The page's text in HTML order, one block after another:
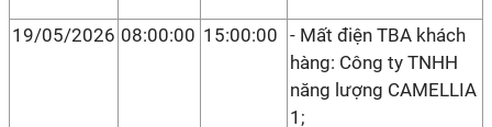
19/05/2026 08:00:00 15:00:00 - Mất điện TBA khách
hàng: Công ty TNHH
năng lượng CAMELLIA
1;